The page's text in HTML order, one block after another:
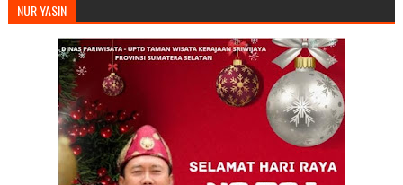
NUR YASIN